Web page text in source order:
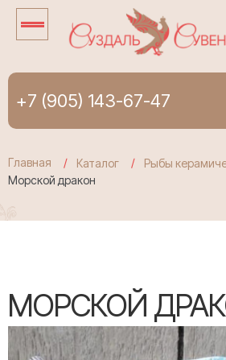
+7 (905) 143-67-47
Главная Каталог
Рыбы
Морской дракон
МОРСКОЙ